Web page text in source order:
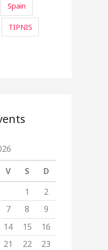
Spain
TIPNIS
V S
D
1
2
7 8
9
14 15
16
21 22
23